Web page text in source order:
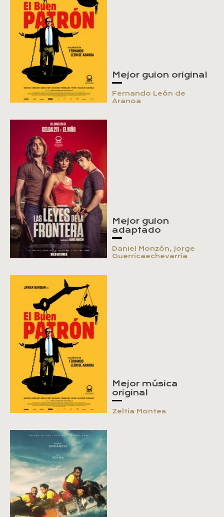
Mejor guion original
Fernando León de
Aranoa
Mejor guion
adaptado
Daniel Monzón, Jorge
Guerricaechevarría
Mejor música
original
Zeltia Montes